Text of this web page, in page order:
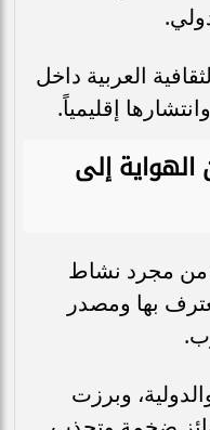
العربية داخل
إقليمياً.
الهواية إلى
من مجرد نشاط
بها ومصدر
وبرزت